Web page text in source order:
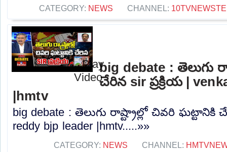
CATEGORY: NEWS CHANNEL:
big debate : తెలుగు
చేరిన sir ప్రక్రియ |
|hmtv
big debate : తెలుగు రాష్ట్రాల్లో చివరి ఘట్టానికి
reddy bjp leader |hmtv.....»»
CATEGORY: NEWS CHANNEL: